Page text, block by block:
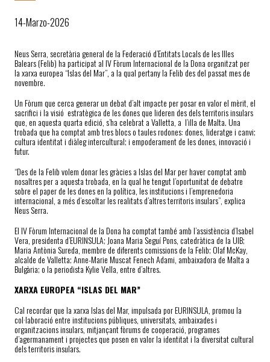
14-Marzo-2026
Neus Serra, secretària general de la Federació d’Entitats Locals de les Illes
Balears (Felib) ha participat al IV Fòrum Internacional de la Dona organitzat per
la xarxa europea “Islas del Mar”, a la qual pertany la Felib des del passat mes de
novembre.
Un Fòrum que cerca generar un debat d’alt impacte per posar en valor el mèrit, el
sacrifici i la visió estratègica de les dones que lideren des dels territoris insulars
que, en aquesta quarta edició, s’ha celebrat a Valletta, a l’illa de Malta. Una
trobada que ha comptat amb tres blocs o taules rodones: dones, lideratge i canvi;
cultura identitat i diàleg intercultural; i empoderament de les dones, innovació i
futur.
“Des de la Felib volem donar les gràcies a Islas del Mar per haver comptat amb
nosaltres per a aquesta trobada, en la qual he tengut l’oportunitat de debatre
sobre el paper de les dones en la política, les institucions i l’emprenedoria
internacional, a més d’escoltar les realitats d’altres territoris insulars”, explica
Neus Serra.
El IV Fòrum Internacional de la Dona ha comptat també amb l’assistència d’Isabel
Vera, presidenta d’EURINSULA; Joana Maria Seguí Pons, catedràtica de la UIB;
Maria Antònia Sureda, membre de diferents comissions de la Felib; Olaf McKay,
alcalde de Valletta; Anne-Marie Muscat Fenech Adami, ambaixadora de Malta a
Bulgària; o la periodista Kylie Vella, entre d’altres.
XARXA EUROPEA “ISLAS DEL MAR”
Cal recordar que la xarxa Islas del Mar, impulsada por EURINSULA, promou la
col·laboració entre institucions públiques, universitats, ambaixades i
organitzacions insulars, mitjançant fòrums de cooperació, programes
d’agermanament i projectes que posen en valor la identitat i la diversitat cultural
dels territoris insulars.